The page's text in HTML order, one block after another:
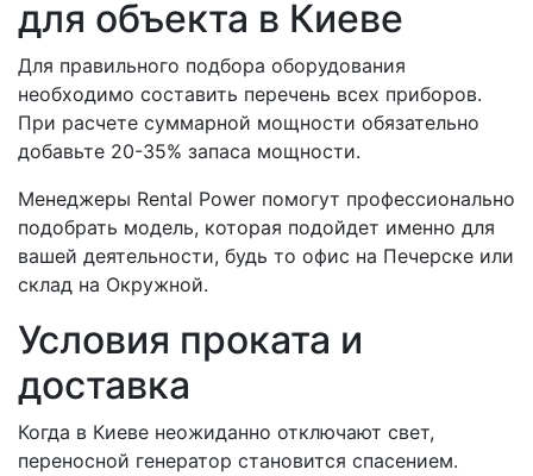
для объекта в Киеве
Для правильного подбора оборудования
необходимо составить перечень всех приборов.
При расчете суммарной мощности обязательно
добавьте 20-35% запаса мощности.
Менеджеры Rental Power помогут профессионально
подобрать модель, которая подойдет именно для
вашей деятельности, будь то офис на Печерске или
склад на Окружной.
Условия проката и
доставка
Когда в Киеве неожиданно отключают свет,
переносной генератор становится спасением.